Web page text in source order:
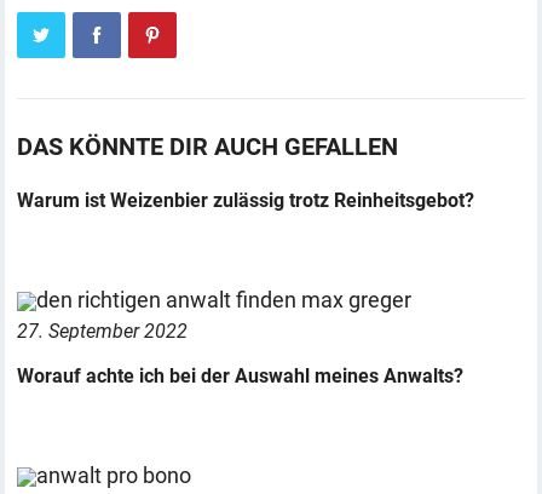
DAS KÖNNTE DIR AUCH GEFALLEN
Warum ist Weizenbier zulässig trotz Reinheitsgebot?
27. September 2022
Worauf achte ich bei der Auswahl meines Anwalts?